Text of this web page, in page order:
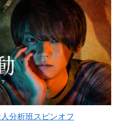
分析班スピンオフ